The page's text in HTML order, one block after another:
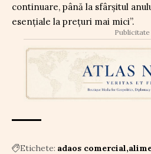
continuare, până la sfârșitul
esențiale la prețuri mai mici”.
Publicitate
Etichete: adaos comercial